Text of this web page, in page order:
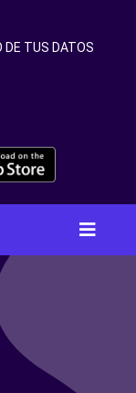
DE TUS DATOS